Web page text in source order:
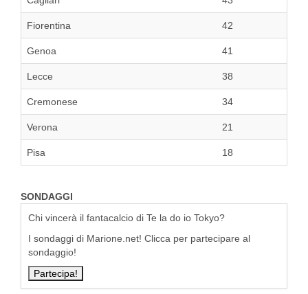
Fiorentina 42
Genoa 41
Lecce 38
Cremonese 34
Verona 21
Pisa 18
SONDAGGI
Chi vincerà il fantacalcio di Te la do io Tokyo?
I sondaggi di Marione.net! Clicca per partecipare al
sondaggio!